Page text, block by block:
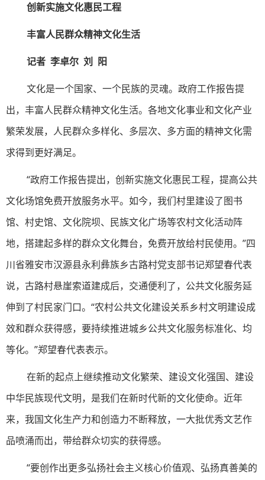
创新实施文化惠民工程
丰富人民群众精神文化生活
记者 李卓尔 刘 阳
文化是一个国家、一个民族的灵魂。政府工作报告提
出，丰富人民群众精神文化生活。各地文化事业和文化产业
繁荣发展，人民群众多样化、多层次、多方面的精神文化需
求得到更好满足。
“政府工作报告提出，创新实施文化惠民工程，提高公共
文化场馆免费开放服务水平。如今，我们村里建设了图书
馆、村史馆、文化院坝、民族文化广场等农村文化活动阵
地，搭建起多样的群众文化舞台，免费开放给村民使用。”四
川省雅安市汉源县永利彝族乡古路村党支部书记郑望春代表
说，古路村悬崖索道建成后，交通便利了，公共文化服务延
伸到了村民家门口。“农村公共文化建设关系乡村文明建设成
效和群众获得感，要持续推进城乡公共文化服务标准化、均
等化。”郑望春代表表示。
在新的起点上继续推动文化繁荣、建设文化强国、建设
中华民族现代文明，是我们在新时代新的文化使命。近年
来，我国文化生产力和创造力不断释放，一大批优秀文艺作
品喷涌而出，带给群众切实的获得感。
“要创作出更多弘扬社会主义核心价值观、弘扬真善美的